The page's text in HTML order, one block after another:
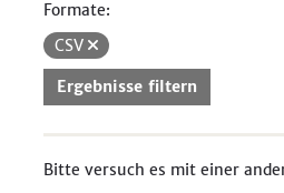
Formate:
CSV
Ergebnisse filtern
Bitte versuch es mit einer